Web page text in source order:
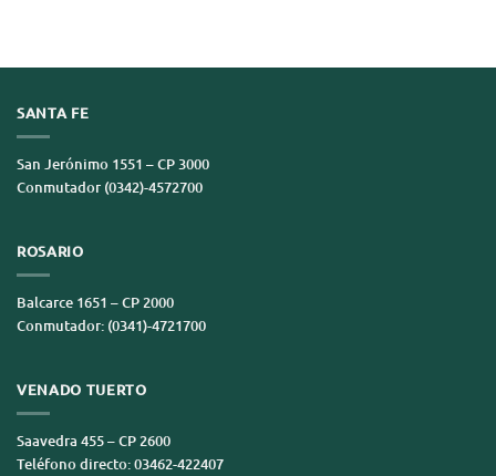
SANTA FE
San Jerónimo 1551 – CP 3000
Conmutador (0342)-4572700
ROSARIO
Balcarce 1651 – CP 2000
Conmutador: (0341)-4721700
VENADO TUERTO
Saavedra 455 – CP 2600
Teléfono directo: 03462-422407